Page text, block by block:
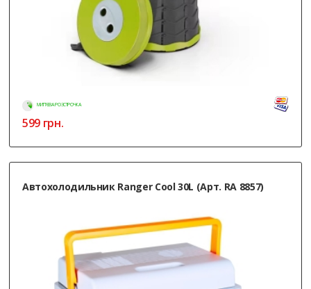
МИТТЄВА РОЗСТРОЧКА
599грн.
Автохолодильник Ranger Cool 30L (Арт. RA 8857)